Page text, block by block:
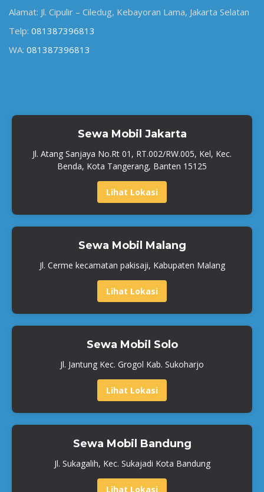
Alamat: Jl. Cipulir – Ciledug, Kebayoran Lama, Jakarta Selatan
Telp: 081387396813
WA: 081387396813
Sewa Mobil Jakarta
Jl. Atang Sanjaya No.Rt 01, RT.002/RW.005, Kel, Kec.
Benda, Kota Tangerang, Banten 15125
Lihat Lokasi
Sewa Mobil Malang
Jl. Cerme kecamatan pakisaji, Kabupaten Malang
Lihat Lokasi
Sewa Mobil Solo
Jl. Jantung Kec. Grogol Kab. Sukoharjo
Lihat Lokasi
Sewa Mobil Bandung
Jl. Sukagalih, Kec. Sukajadi Kota Bandung
Lihat Lokasi